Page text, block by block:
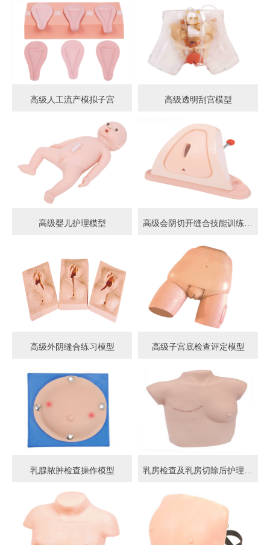
高级人工流产模拟子宫 高级透明刮宫模型
高级婴儿护理模型
高级外阴缝合练习模型 高级子宫底检查评定模型
乳腺脓肿检查操作模型